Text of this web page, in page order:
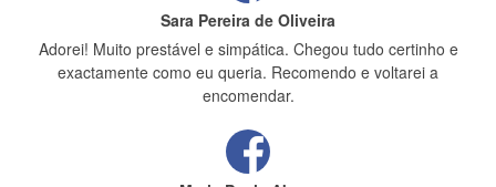
Sara Pereira de Oliveira
Adorei! Muito prestável e simpática. Chegou tudo certinho e
exactamente como eu queria. Recomendo e voltarei a
encomendar.